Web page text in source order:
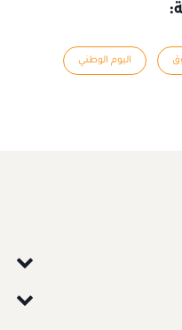
اليوم الوطني